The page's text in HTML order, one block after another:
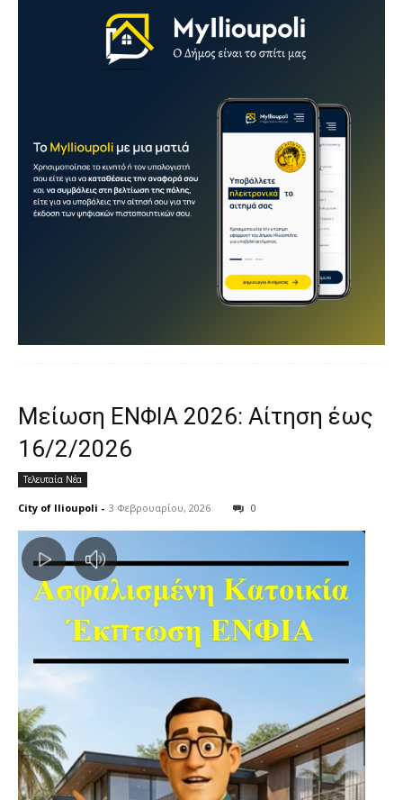
Μείωση ΕΝΦΙΑ 2026: Αίτηση έως
16/2/2026
Τελευταία Νέα
City of Ilioupoli - 3 Φεβρουαρίου, 2026 0